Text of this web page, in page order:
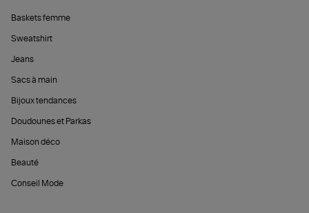
Baskets femme
Sweatshirt
Jeans
Sacs à main
Bijoux tendances
Doudounes et Parkas
Maison déco
Beauté
Conseil Mode